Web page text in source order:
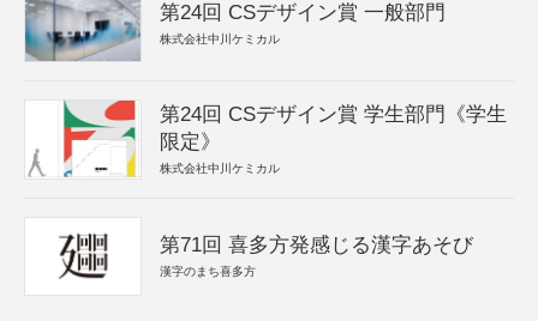
第24回 CSデザイン賞 一般部門
株式会社中川ケミカル
第24回 CSデザイン賞 学生部門《学生
限定》
株式会社中川ケミカル
第71回 喜多方発感じる漢字あそび
漢字のまち喜多方